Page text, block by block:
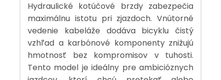
Hydraulické kotúčové brzdy zabezpečia
maximálnu istotu pri zjazdoch. Vnútorné
vedenie kabeláže dodáva bicyklu čistý
vzhľad a karbónové komponenty znižujú
hmotnosť bez kompromisov v tuhosti.
Tento model je ideálny pre ambicióznych